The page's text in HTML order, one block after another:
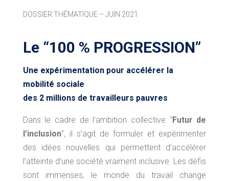
DOSSIER THÉMATIQUE – JUIN 2021
Le “100 % PROGRESSION”
Une expérimentation pour accélérer la
mobilité sociale
des 2 millions de travailleurs pauvres
Dans le cadre de l’ambition collective “Futur de
l’inclusion”, il s’agit de formuler et expérimenter
des idées nouvelles qui permettent d’accélérer
l’atteinte d’une société vraiment inclusive. Les défis
sont immenses, le monde du travail change